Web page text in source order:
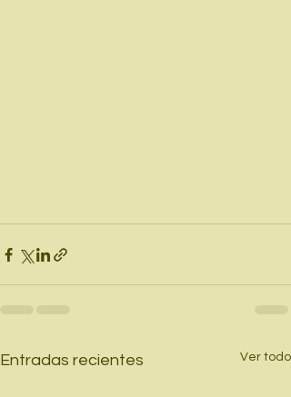
Entradas recientes Ver todo